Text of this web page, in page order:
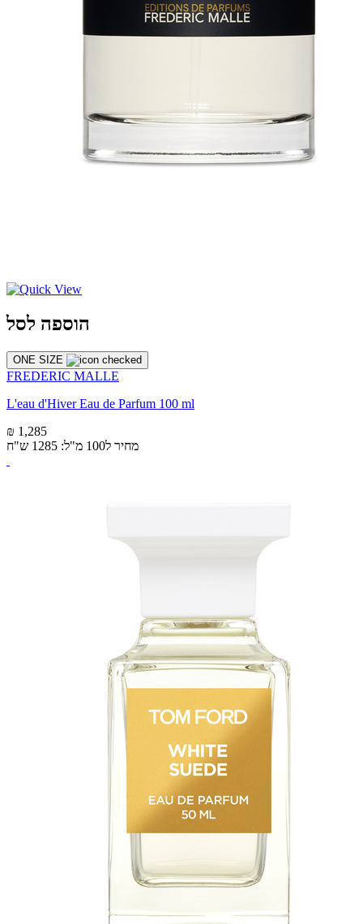
הוספה לסל
ONE SIZE
FREDERIC MALLE
L'eau d'Hiver Eau de Parfum 100 ml
₪ 1,285
מחיר ל100 מ"ל: 1285 ש"ח